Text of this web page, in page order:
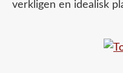
verkligen en idealisk